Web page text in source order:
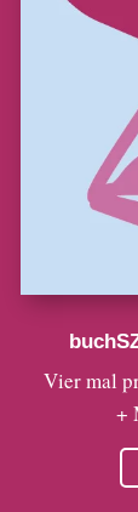
Vier mal
+